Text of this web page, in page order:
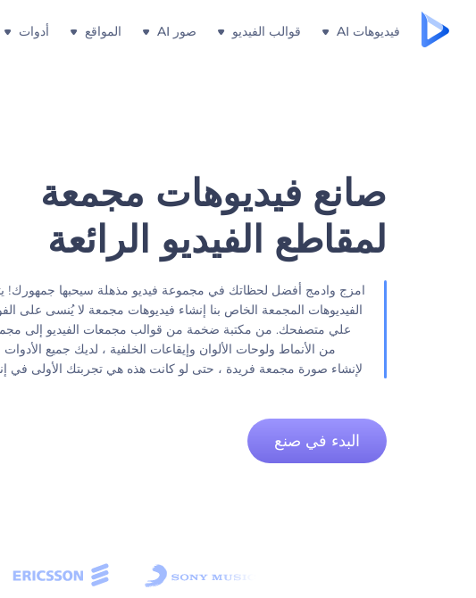
فيديوهات AI قوالب الفيديو صور AI المواقع أدوات
صانع ‫فيديوهات مجمعة‬
لمقاطع الفيديو الرائعة
‫امزج وادمج أفضل لحظاتك في مجموعة فيديو مذهلة سيحبها جمهورك!
الفيديوهات المجمعة الخاص بنا إنشاء‫ فيديوهات مجمعة‬ لا يُنسى على
علي متصفحك. من مكتبة ضخمة من قوالب مجمعات الفيديو إلى
من الأنماط ولوحات الألوان وإيقاعات الخلفية ، لديك جميع الأدوات
لإنشاء صورة مجمعة فريدة ، حتى لو كانت هذه هي تجربتك الأولى في
البدء في صنع